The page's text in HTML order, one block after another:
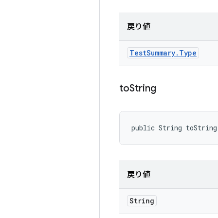
戻り値
TestSummary. Type
toString
public String
戻り値
String